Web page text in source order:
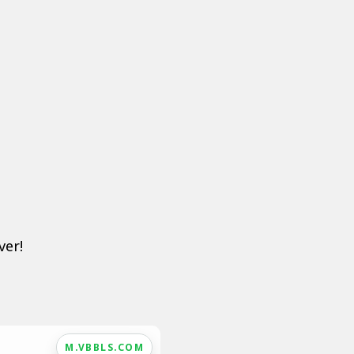
M.VBBLS.COM